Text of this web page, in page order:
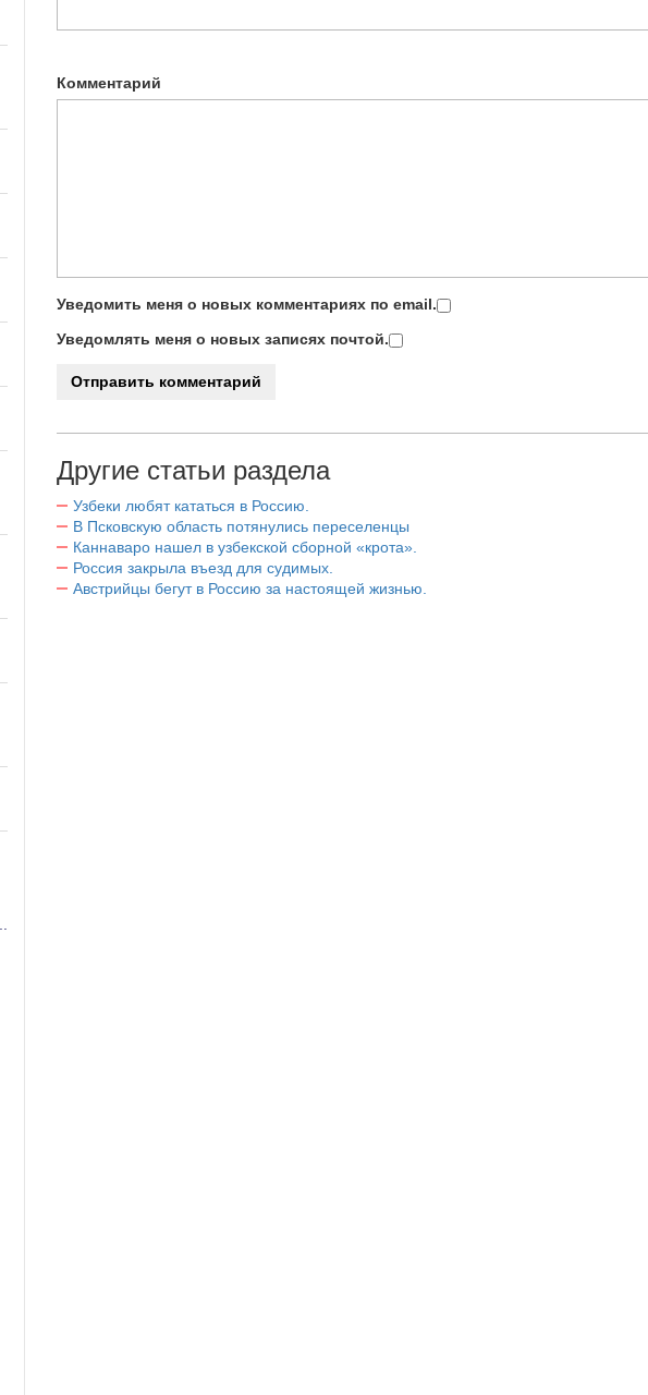
Комментарий
Уведомить меня о новых комментариях по email.
Уведомлять меня о новых записях почтой.
Другие статьи раздела
Узбеки любят кататься в Россию.
В Псковскую область потянулись переселенцы
Каннаваро нашел в узбекской сборной «крота».
Россия закрыла въезд для судимых.
Австрийцы бегут в Россию за настоящей жизнью.